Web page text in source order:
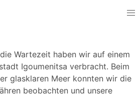
Wartezeit haben wir auf einem
Igoumenitsa verbracht. Beim
glasklaren Meer konnten wir die
beobachten und unsere